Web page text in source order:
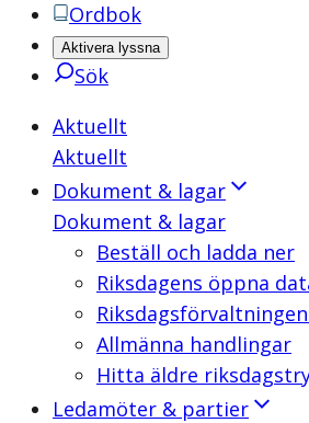
Ordbok
Aktivera lyssna
Sök
Aktuellt
Aktuellt
Dokument & lagar
Dokument & lagar
Beställ och ladda ner
Riksdagens öppna
Allmänna handlingar
Hitta äldre
Ledamöter & partier